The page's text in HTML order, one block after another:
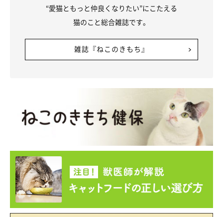
“愛猫ともっと仲良くなりたい”にこたえる
猫のこと総合雑誌です。
雑誌『ねこのきもち』